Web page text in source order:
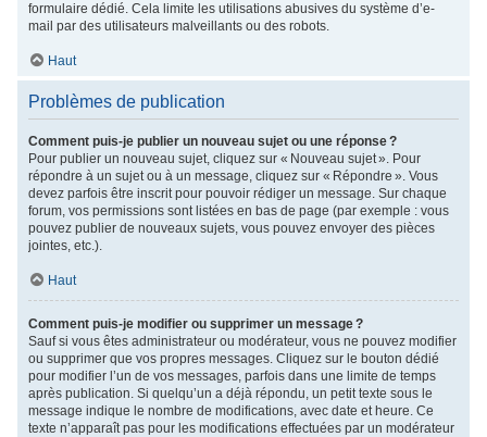
formulaire dédié. Cela limite les utilisations abusives du système d’e-
mail par des utilisateurs malveillants ou des robots.
Haut
Problèmes de publication
Comment puis-je publier un nouveau sujet ou une réponse ?
Pour publier un nouveau sujet, cliquez sur « Nouveau sujet ». Pour
répondre à un sujet ou à un message, cliquez sur « Répondre ». Vous
devez parfois être inscrit pour pouvoir rédiger un message. Sur chaque
forum, vos permissions sont listées en bas de page (par exemple : vous
pouvez publier de nouveaux sujets, vous pouvez envoyer des pièces
jointes, etc.).
Haut
Comment puis-je modifier ou supprimer un message ?
Sauf si vous êtes administrateur ou modérateur, vous ne pouvez modifier
ou supprimer que vos propres messages. Cliquez sur le bouton dédié
pour modifier l’un de vos messages, parfois dans une limite de temps
après publication. Si quelqu’un a déjà répondu, un petit texte sous le
message indique le nombre de modifications, avec date et heure. Ce
texte n’apparaît pas pour les modifications effectuées par un modérateur